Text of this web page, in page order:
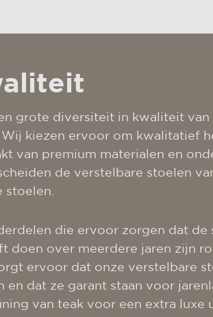
grote diversiteit in kwaliteit
Wij kiezen ervoor om kwalitatief
van premium materialen en
de verstelbare stoelen
stoelen.
die ervoor zorgen dat
doen over meerdere jaren zijn
ervoor dat onze verstelbare
en dat ze garant staan voor
van teak voor een extra luxe